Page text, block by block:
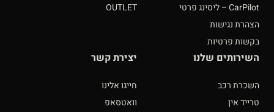
CarPilot – ליסינג פרטי
הצהרת נגישות
בקשות פרטיות
OUTLET
השירותים שלנו
השכרת רכב
טרייד אין
יצירת קשר
חייגו אלינו
וואטסאפ